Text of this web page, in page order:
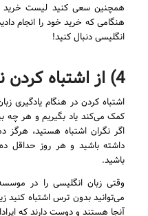
همچنین سعی کنید لیست خرید و
هنگامی که خرید خود را انجام
انگلیسی دنبال کنید!
4) از اشتباه کردن نترسید
اشتباه کردن در هنگام یادگیری
کمک می‌کند یاد بگیریم و هر چه
اگر نگران اشتباه هستید،
داشته باشید و هر روز حداقل
باشید.
وقتی زبان انگلیسی را در
می‌توانید بدون ترس اشتباه کنید
آنجا هستند و دوست دارند که